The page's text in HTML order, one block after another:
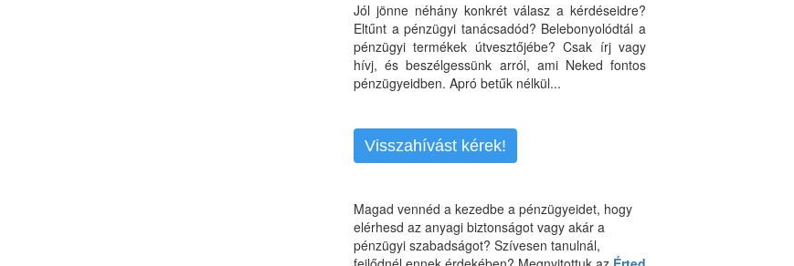
Jól jönne néhány konkrét válasz a kérdéseidre?
Eltűnt a pénzügyi tanácsadód? Belebonyolódtál a
pénzügyi termékek útvesztőjébe? Csak írj vagy
hívj, és beszélgessünk arról, ami Neked fontos
pénzügyeidben. Apró betűk nélkül...
Visszahívást kérek!
Magad vennéd a kezedbe a pénzügyeidet, hogy
elérhesd az anyagi biztonságot vagy akár a
pénzügyi szabadságot? Szívesen tanulnál,